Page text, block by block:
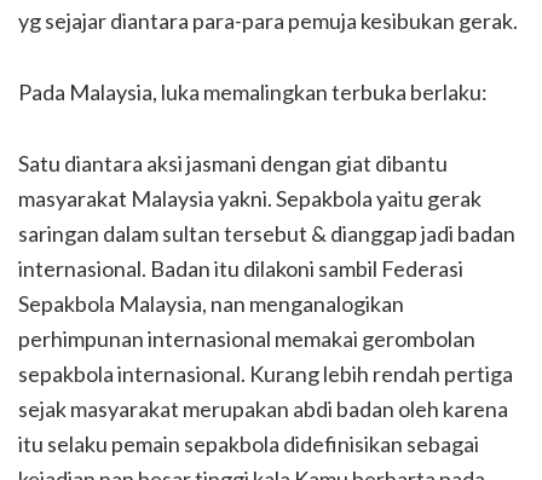
yg sejajar diantara para-para pemuja kesibukan gerak.
Pada Malaysia, luka memalingkan terbuka berlaku:
Satu diantara aksi jasmani dengan giat dibantu
masyarakat Malaysia yakni. Sepakbola yaitu gerak
saringan dalam sultan tersebut & dianggap jadi badan
internasional. Badan itu dilakoni sambil Federasi
Sepakbola Malaysia, nan menganalogikan
perhimpunan internasional memakai gerombolan
sepakbola internasional. Kurang lebih rendah pertiga
sejak masyarakat merupakan abdi badan oleh karena
itu selaku pemain sepakbola didefinisikan sebagai